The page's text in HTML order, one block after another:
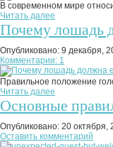
В современном мире
Читать далее
Почему лошадь
Опубликовано: 9 декабря,
Комментарии: 1
Правильное положение
Читать далее
Основные
Опубликовано: 20 октября,
Оставить комментарий